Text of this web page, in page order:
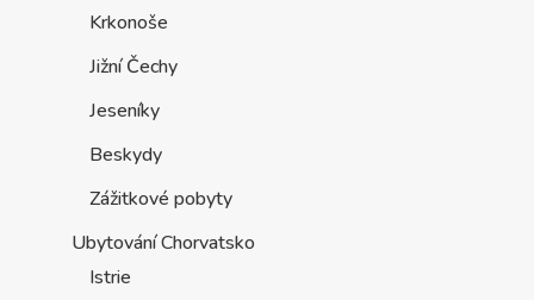
Krkonoše
Jižní Čechy
Jeseníky
Beskydy
Zážitkové pobyty
Ubytování Chorvatsko
Istrie